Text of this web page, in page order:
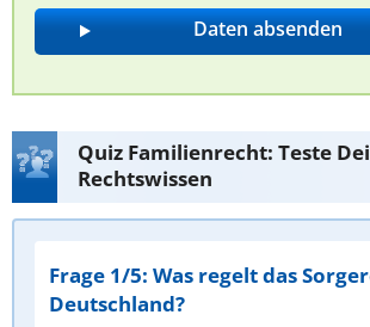
Quiz Familienrecht: Teste
Rechtswissen
Frage 1/5: Was regelt das
Deutschland?